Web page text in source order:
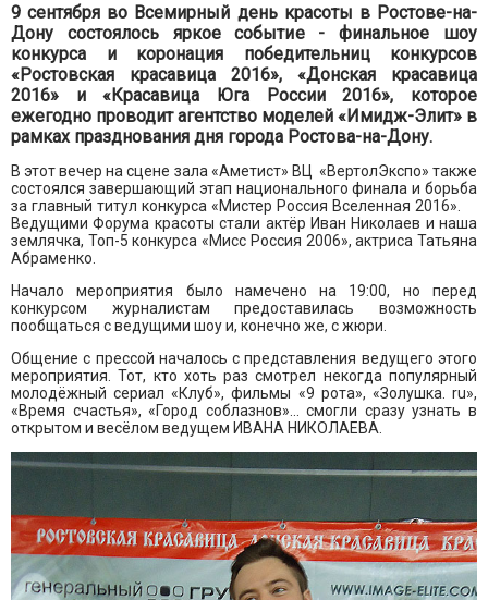
9 сентября во Всемирный день красоты в Ростове-на-
Дону состоялось яркое событие - финальное шоу
конкурса и коронация победительниц конкурсов
«Ростовская красавица 2016», «Донская красавица
2016» и «Красавица Юга России 2016», которое
ежегодно проводит агентство моделей «Имидж-Элит» в
рамках празднования дня города Ростова-на-Дону.
В этот вечер на сцене зала «Аметист» ВЦ «ВертолЭкспо» также
состоялся завершающий этап национального финала и борьба
за главный титул конкурса «Мистер Россия Вселенная 2016».
Ведущими Форума красоты стали актёр Иван Николаев и наша
землячка, Топ-5 конкурса «Мисс Россия 2006», актриса Татьяна
Абраменко.
Начало мероприятия было намечено на 19:00, но перед
конкурсом журналистам предоставилась возможность
пообщаться с ведущими шоу и, конечно же, с жюри.
Общение с прессой началось с представления ведущего этого
мероприятия. Тот, кто хоть раз смотрел некогда популярный
молодёжный сериал «Клуб», фильмы «9 рота», «Золушка. ru»,
«Время счастья»,«Город соблазнов» ... смогли сразу узнать в
открытом и весёлом ведущем ИВАНА НИКОЛАЕВА.